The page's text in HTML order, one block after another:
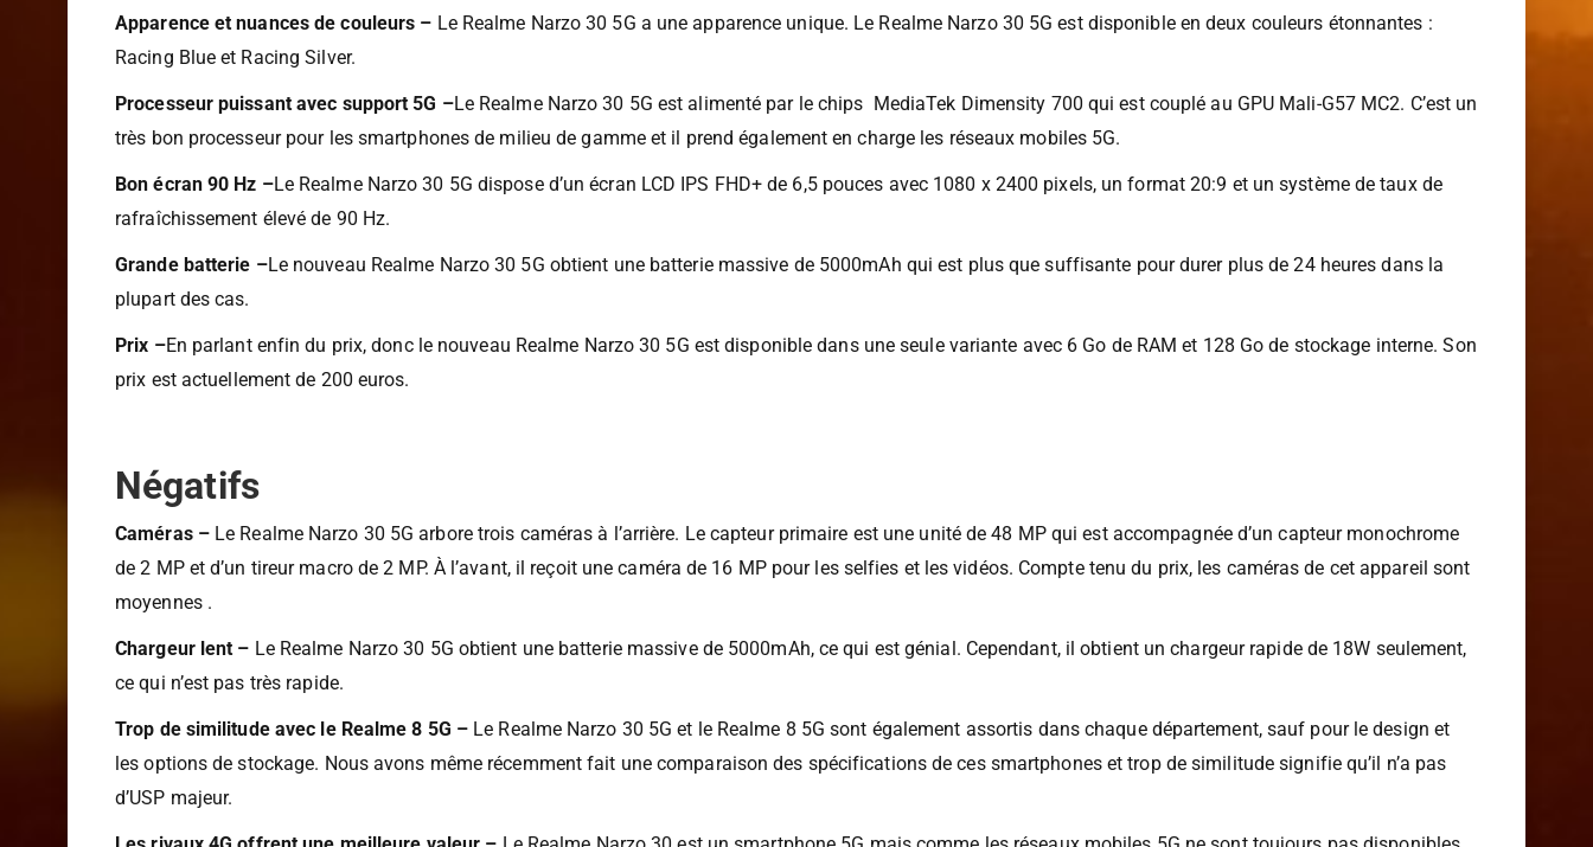
Apparence et nuances de couleurs – Le Realme Narzo 30 5G a une apparence unique. Le Realme Narzo 30 5G est disponible en deux couleurs étonnantes :
Racing Blue et Racing Silver.
Processeur puissant avec support 5G –Le Realme Narzo 30 5G est alimenté par le chips MediaTek Dimensity 700 qui est couplé au GPU Mali-G57 MC2. C’est un
très bon processeur pour les smartphones de milieu de gamme et il prend également en charge les réseaux mobiles 5G.
Bon écran 90 Hz –Le Realme Narzo 30 5G dispose d’un écran LCD IPS FHD+ de 6,5 pouces avec 1080 x 2400 pixels, un format 20:9 et un système de taux de
rafraîchissement élevé de 90 Hz.
Grande batterie –Le nouveau Realme Narzo 30 5G obtient une batterie massive de 5000mAh qui est plus que suffisante pour durer plus de 24 heures dans la
plupart des cas.
Prix –En parlant enfin du prix, donc le nouveau Realme Narzo 30 5G est disponible dans une seule variante avec 6 Go de RAM et 128 Go de stockage interne. Son
prix est actuellement de 200 euros.
Négatifs
Caméras –Le Realme Narzo 30 5G arbore trois caméras à l’arrière. Le capteur primaire est une unité de 48 MP qui est accompagnée d’un capteur monochrome
de 2 MP et d’un tireur macro de 2 MP. À l’avant, il reçoit une caméra de 16 MP pour les selfies et les vidéos. Compte tenu du prix, les caméras de cet appareil sont
moyennes .
Chargeur lent – Le Realme Narzo 30 5G obtient une batterie massive de 5000mAh, ce qui est génial. Cependant, il obtient un chargeur rapide de 18W seulement,
ce qui n’est pas très rapide.
Trop de similitude avec le Realme 8 5G – Le Realme Narzo 30 5G et le Realme 8 5G sont également assortis dans chaque département, sauf pour le design et
les options de stockage. Nous avons même récemment fait une comparaison des spécifications de ces smartphones et trop de similitude signifie qu’il n’a pas
d’USP majeur.